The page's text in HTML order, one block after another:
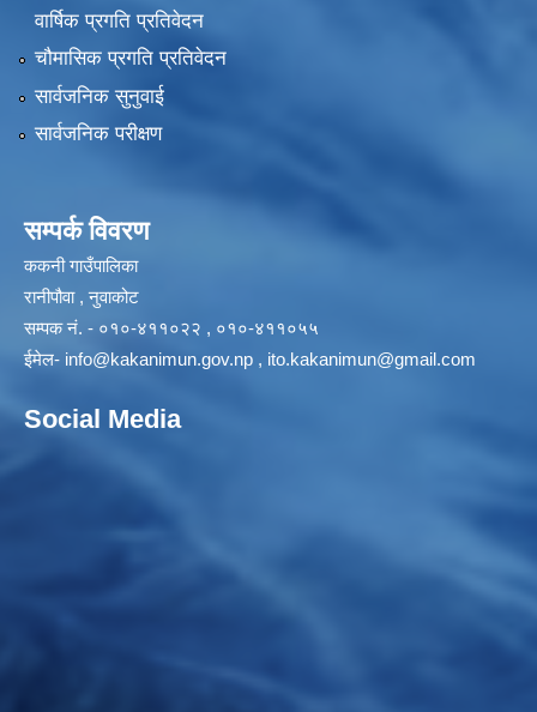
वार्षिक प्रगति प्रतिवेदन
चौमासिक प्रगति प्रतिवेदन
सार्वजनिक सुनुवाई
सार्वजनिक परीक्षण
सम्पर्क विवरण
ककनी गाउँपालिका
रानीपौवा , नुवाकोट
सम्पक नं. - ०१०-४११०२२ , ०१०-४११०५५
ईमेल- info@kakanimun.gov.np , ito.kakanimun@gmail.com
Social Media